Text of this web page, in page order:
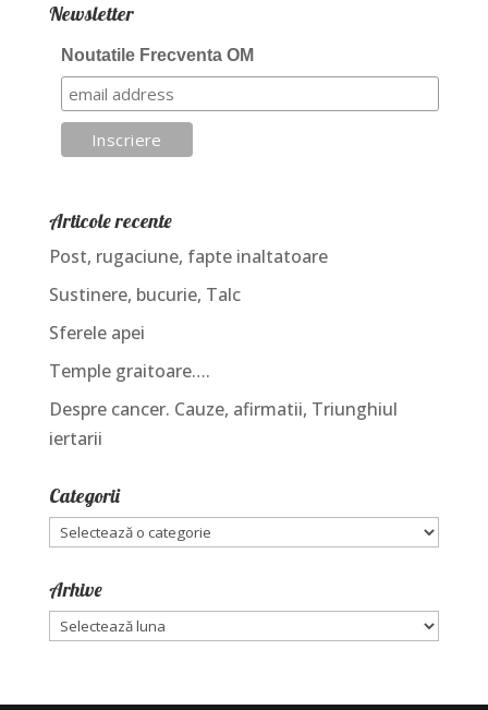
Newsletter
Noutatile Frecventa OM
Articole recente
Post, rugaciune, fapte inaltatoare
Sustinere, bucurie, Talc
Sferele apei
Temple graitoare….
Despre cancer. Cauze, afirmatii, Triunghiul
iertarii
Categorii
Categorii
Arhive
Arhive